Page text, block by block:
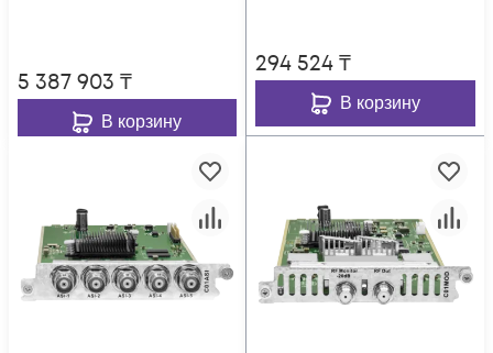
5 387 903 ₸
В корзину
294 524₸
В корзину